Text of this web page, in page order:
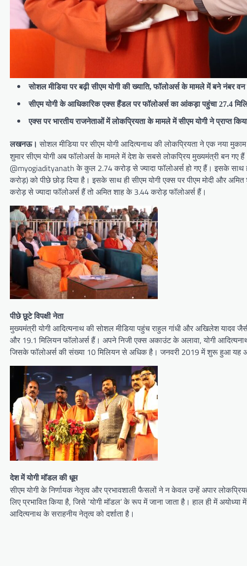
सोशल मीडिया पर बढ़ी सीएम योगी की ख्याति, फॉलोअर्स के मामले में बने नंबर वन
सीएम योगी के आधिकारिक एक्स हैंडल पर फॉलोअर्स का आंकड़ा पहुंचा 27.4
एक्स पर भारतीय राजनेताओं में लोकप्रियता के मामले में सीएम योगी ने प्राप्त
लखनऊ। सोशल मीडिया पर सीएम योगी आदित्यनाथ की लोकप्रियता ने एक नया
शुमार सीएम योगी अब फॉलोअर्स के मामले में देश के सबसे लोकप्रिय मुख्यमंत्री बन गए
@myogiadityanath के कुल 2.74 करोड़ से ज्यादा फॉलोअर्स हो गए हैं। इसके साथ
करोड़) को पीछे छोड़ दिया है। इसके साथ ही सीएम योगी एक्स पर पीएम मोदी और
करोड़ से ज्यादा फॉलोअर्स हैं तो अमित शाह के 3.44 करोड़ फॉलोअर्स हैं।
पीछे छूटे विपक्षी नेता
मुख्यमंत्री योगी आदित्यनाथ की सोशल मीडिया पहुंच राहुल गांधी और अखिलेश
और 19.1 मिलियन फॉलोअर्स हैं। अपने निजी एक्स अकाउंट के अलावा, योगी
जिसके फॉलोअर्स की संख्या 10 मिलियन से अधिक है। जनवरी 2019 में शुरू हुआ
देश में योगी मॉडल की धूम
सीएम योगी के निर्णायक नेतृत्व और प्रभावशाली फैसलों ने न केवल उन्हें अपार
लिए प्रभावित किया है, जिसे ‘योगी मॉडल’ के रूप में जाना जाता है। हाल ही में
आदित्यनाथ के सराहनीय नेतृत्व को दर्शाता है।